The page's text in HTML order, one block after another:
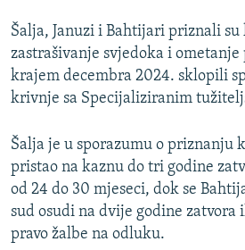
Šalja, Januzi i Bahtijari priznali
zastrašivanje svjedoka i ometanje
krajem decembra 2024. sklopili
krivnje sa Specijaliziranim
Šalja je u sporazumu o priznanju
pristao na kaznu do tri godine
od 24 do 30 mjeseci, dok se
sud osudi na dvije godine
pravo žalbe na odluku.